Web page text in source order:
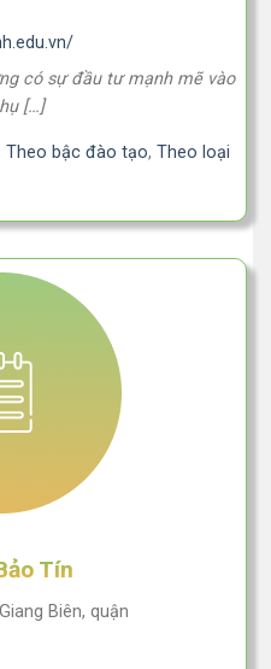
có sự đầu tư mạnh mẽ vào
[…]
Theo bậc đào tạo, Theo loại
Tín
Biên, quận